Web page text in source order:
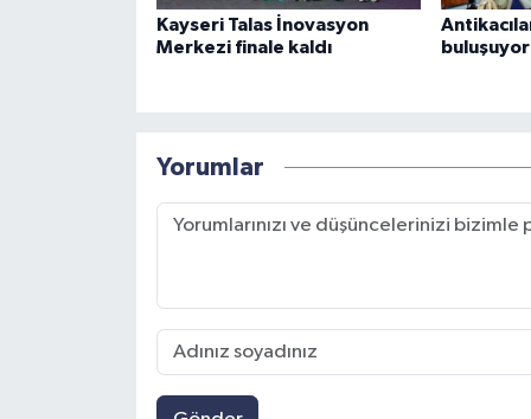
Kayseri Talas İnovasyon
Merkezi finale kaldı
buluşuyor
Yorumlar